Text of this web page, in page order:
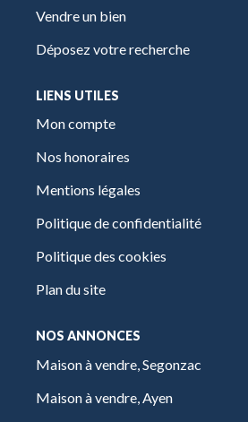
Vendre un bien
Déposez votre recherche
LIENS UTILES
Mon compte
Nos honoraires
Mentions légales
Politique de confidentialité
Politique des cookies
Plan du site
NOS ANNONCES
Maison à vendre, Segonzac
Maison à vendre, Ayen